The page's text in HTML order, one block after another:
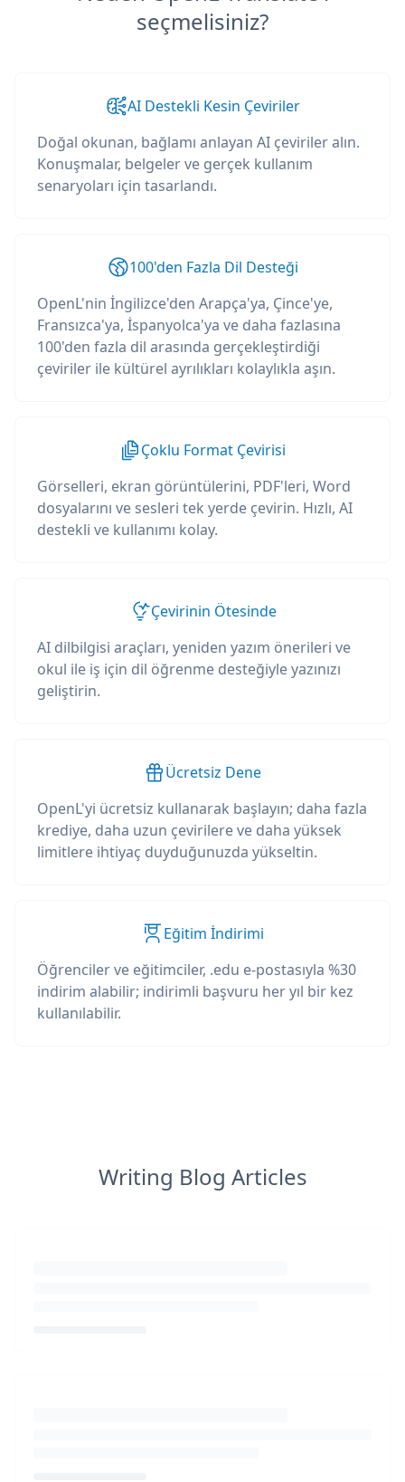
seçmelisiniz?
AI Destekli Kesin Çeviriler
Doğal okunan, bağlamı anlayan AI çeviriler alın.
Konuşmalar, belgeler ve gerçek kullanım
senaryoları için tasarlandı.
100'den Fazla Dil Desteği
OpenL'nin İngilizce'den Arapça'ya, Çince'ye,
Fransızca'ya, İspanyolca'ya ve daha fazlasına
100'den fazla dil arasında gerçekleştirdiği
çeviriler ile kültürel ayrılıkları kolaylıkla aşın.
Çoklu Format Çevirisi
Görselleri, ekran görüntülerini, PDF'leri, Word
dosyalarını ve sesleri tek yerde çevirin. Hızlı, AI
destekli ve kullanımı kolay.
Çevirinin Ötesinde
AI dilbilgisi araçları, yeniden yazım önerileri ve
okul ile iş için dil öğrenme desteğiyle yazınızı
geliştirin.
Ücretsiz Dene
OpenL'yi ücretsiz kullanarak başlayın; daha fazla
krediye, daha uzun çevirilere ve daha yüksek
limitlere ihtiyaç duyduğunuzda yükseltin.
Eğitim İndirimi
Öğrenciler ve eğitimciler, .edu e-postasıyla %30
indirim alabilir; indirimli başvuru her yıl bir kez
kullanılabilir.
Writing Blog Articles